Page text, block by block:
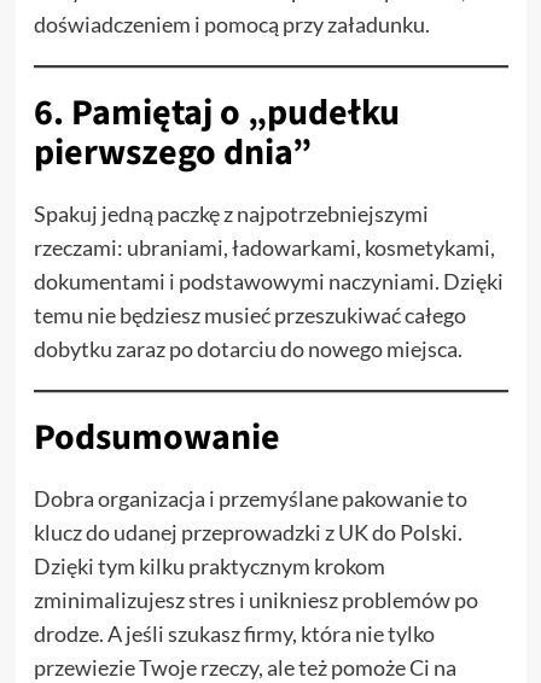
doświadczeniem i pomocą przy załadunku.
6. Pamiętaj o „pudełku
pierwszego dnia”
Spakuj jedną paczkę z najpotrzebniejszymi
rzeczami: ubraniami, ładowarkami, kosmetykami,
dokumentami i podstawowymi naczyniami. Dzięki
temu nie będziesz musieć przeszukiwać całego
dobytku zaraz po dotarciu do nowego miejsca.
Podsumowanie
Dobra organizacja i przemyślane pakowanie to
klucz do udanej przeprowadzki z UK do Polski.
Dzięki tym kilku praktycznym krokom
zminimalizujesz stres i unikniesz problemów po
drodze. A jeśli szukasz firmy, która nie tylko
przewiezie Twoje rzeczy, ale też pomoże Ci na